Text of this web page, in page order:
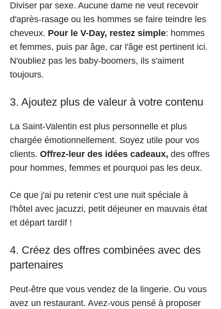
Diviser par sexe. Aucune dame ne veut recevoir
d'après-rasage ou les hommes se faire teindre les
cheveux. Pour le V-Day, restez simple: hommes
et femmes, puis par âge, car l'âge est pertinent ici.
N'oubliez pas les baby-boomers, ils s'aiment
toujours.
3. Ajoutez plus de valeur à votre contenu
La Saint-Valentin est plus personnelle et plus
chargée émotionnellement. Soyez utile pour vos
clients. Offrez-leur des idées cadeaux, des offres
pour hommes, femmes et pourquoi pas les deux.
Ce que j'ai pu retenir c'est une nuit spéciale à
l'hôtel avec jacuzzi, petit déjeuner en mauvais état
et départ tardif !
4. Créez des offres combinées avec des
partenaires
Peut-être que vous vendez de la lingerie. Ou vous
avez un restaurant. Avez-vous pensé à proposer